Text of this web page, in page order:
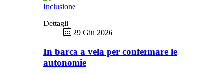
Inclusione
Dettagli
29 Giu 2026
In barca a vela per confermare le
autonomie